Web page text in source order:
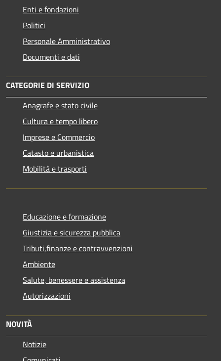
Enti e fondazioni
Politici
Personale Amministrativo
Documenti e dati
CATEGORIE DI SERVIZIO
Anagrafe e stato civile
Cultura e tempo libero
Imprese e Commercio
Catasto e urbanistica
Mobilità e trasporti
Educazione e formazione
Giustizia e sicurezza pubblica
Tributi,finanze e contravvenzioni
Ambiente
Salute, benessere e assistenza
Autorizzazioni
NOVITÀ
Notizie